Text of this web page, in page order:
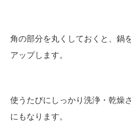
角の部分を丸くしておくと、鍋
アップします。
使うたびにしっかり洗浄・乾燥
にもなります。